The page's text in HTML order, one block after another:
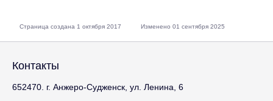
Страница создана 1 октября 2017 Изменено 01 сентября 2025
Контакты
652470. г. Анжеро-Судженск, ул. Ленина, 6